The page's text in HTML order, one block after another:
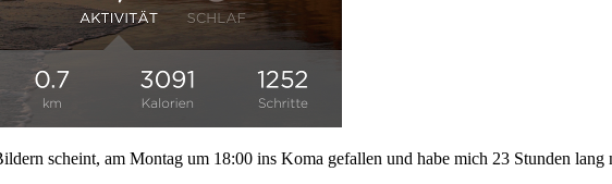
scheint, am Montag um 18:00 ins Koma gefallen und habe mich 23 Stunden lang